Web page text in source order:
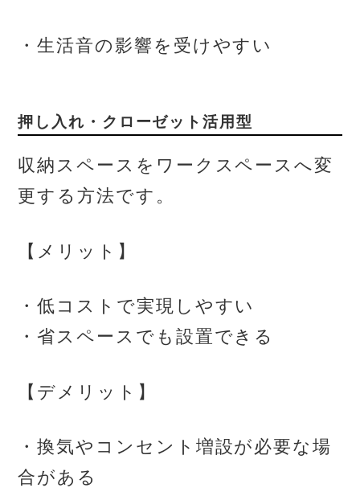
・生活音の影響を受けやすい
押し入れ・クローゼット活用型
収納スペースをワークスペースへ変
更する方法です。
【メリット】
・低コストで実現しやすい
・省スペースでも設置できる
【デメリット】
・換気やコンセント増設が必要な場
合がある